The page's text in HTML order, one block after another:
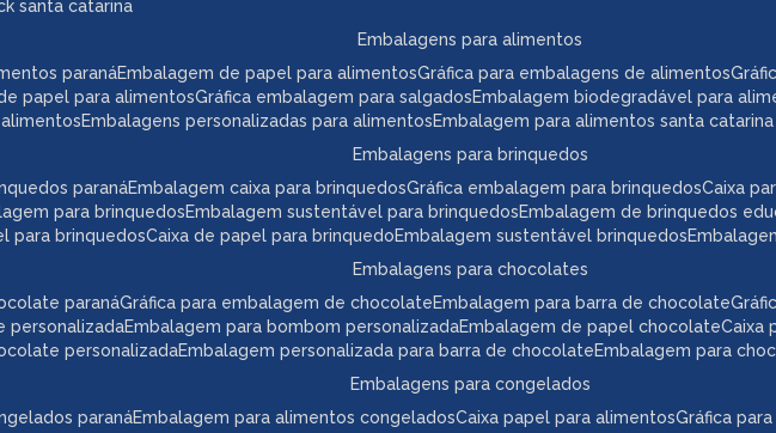
santa catarina
embalagens para alimentos
embalagem de papel para alimentos
gráfica para embalagens de alimentos
gráfica embalagem para salgados embalagem biodegradável para
alimentos
papel para alimentos
embalagens personalizadas para alimentos embalagem para alimentos santa catarina
paraná
embalagens para brinquedos
embalagem caixa para brinquedos
gráfica embalagem para brinquedos
caixa
embalagem sustentável para brinquedos embalagem de brinquedos
caixa de papel para brinquedo
para brinquedos
para brinquedos
embalagem sustentável brinquedos
paraná
embalagens para chocolates
gráfica para embalagem de chocolate embalagem para barra de chocolate
embalagem para bombom personalizada embalagem de papel chocolate
personalizada
personalizada
embalagem personalizada para barra de chocolate embalagem para
paraná
embalagens para congelados
embalagem para alimentos congelados
caixa papel para alimentos
gráfica
paraná